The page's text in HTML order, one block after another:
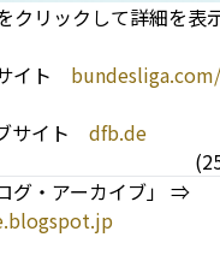
リックして詳細を表
イト
サイト dfb.de
グ・アーカイブ」 ⇒